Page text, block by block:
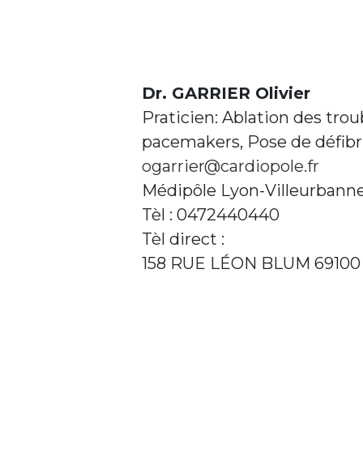
Dr. GARRIER Olivier
Praticien: Ablation des
pacemakers, Pose de
ogarrier@cardiopole.fr
Médipôle Lyon-
Tèl : 0472440440
Tèl direct :
158 RUE LÉON BLUM